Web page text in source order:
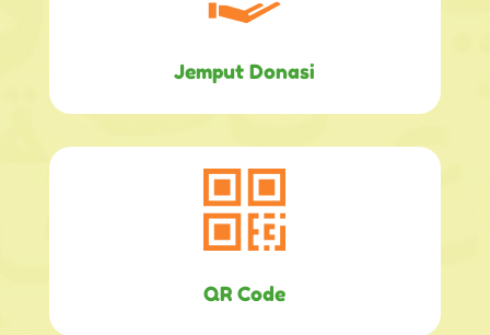
Jemput Donasi
QR Code